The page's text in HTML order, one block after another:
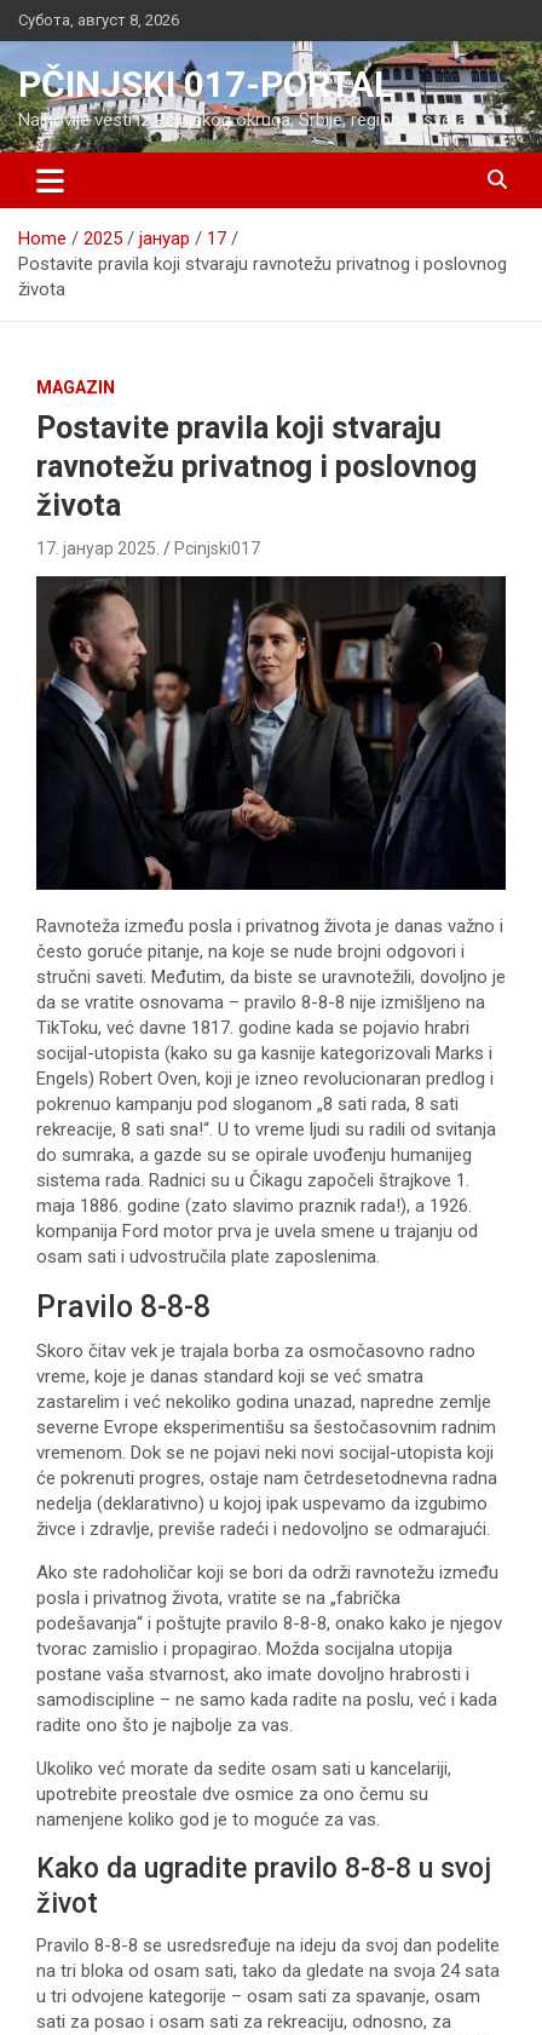
Skip
to
content
Субота, август 8, 2026
PČINJSKI 017-PORTAL
Najnovije vesti iz Pčinjskog okruga, Srbije, regiona i sveta
Home 2025 јануар
17
Postavite pravila koji stvaraju ravnotežu privatnog i poslovnog
života
MAGAZIN
Postavite pravila koji stvaraju
ravnotežu privatnog i poslovnog
života
17. јануар 2025. Pcinjski017
Ravnoteža između posla i privatnog života je danas važno i
često goruće pitanje, na koje se nude brojni odgovori i
stručni saveti. Međutim, da biste se uravnotežili, dovoljno je
da se vratite osnovama – pravilo 8-8-8 nije izmišljeno na
TikToku, već davne 1817. godine kada se pojavio hrabri
socijal-utopista (kako su ga kasnije kategorizovali Marks i
Engels) Robert Oven, koji je izneo revolucionaran predlog i
pokrenuo kampanju pod sloganom „8 sati rada, 8 sati
rekreacije, 8 sati sna!“. U to vreme ljudi su radili od svitanja
do sumraka, a gazde su se opirale uvođenju humanijeg
sistema rada. Radnici su u Čikagu započeli štrajkove 1.
maja 1886. godine (zato slavimo praznik rada!), a 1926.
kompanija Ford motor prva je uvela smene u trajanju od
osam sati i udvostručila plate zaposlenima.
Pravilo 8-8-8
Skoro čitav vek je trajala borba za osmočasovno radno
vreme, koje je danas standard koji se već smatra
zastarelim i već nekoliko godina unazad, napredne zemlje
severne Evrope eksperimentišu sa šestočasovnim radnim
vremenom. Dok se ne pojavi neki novi socijal-utopista koji
će pokrenuti progres, ostaje nam četrdesetodnevna radna
nedelja (deklarativno) u kojoj ipak uspevamo da izgubimo
živce i zdravlje, previše radeći i nedovoljno se odmarajući.
Ako ste radoholičar koji se bori da održi ravnotežu između
posla i privatnog života, vratite se na „fabrička
podešavanja“ i poštujte pravilo 8-8-8, onako kako je njegov
tvorac zamislio i propagirao. Možda socijalna utopija
postane vaša stvarnost, ako imate dovoljno hrabrosti i
samodiscipline – ne samo kada radite na poslu, već i kada
radite ono što je najbolje za vas.
Ukoliko već morate da sedite osam sati u kancelariji,
upotrebite preostale dve osmice za ono čemu su
namenjene koliko god je to moguće za vas.
Kako da ugradite pravilo 8-8-8 u svoj
život
Pravilo 8-8-8 se usredsređuje na ideju da svoj dan podelite
na tri bloka od osam sati, tako da gledate na svoja 24 sata
u tri odvojene kategorije – osam sati za spavanje, osam
sati za posao i osam sati za rekreaciju, odnosno, za